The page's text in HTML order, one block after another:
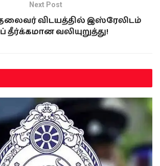
Next Post
விடயத்தில் இஸ்ரேலிடம்
தீர்க்கமான வலியுறுத்து!